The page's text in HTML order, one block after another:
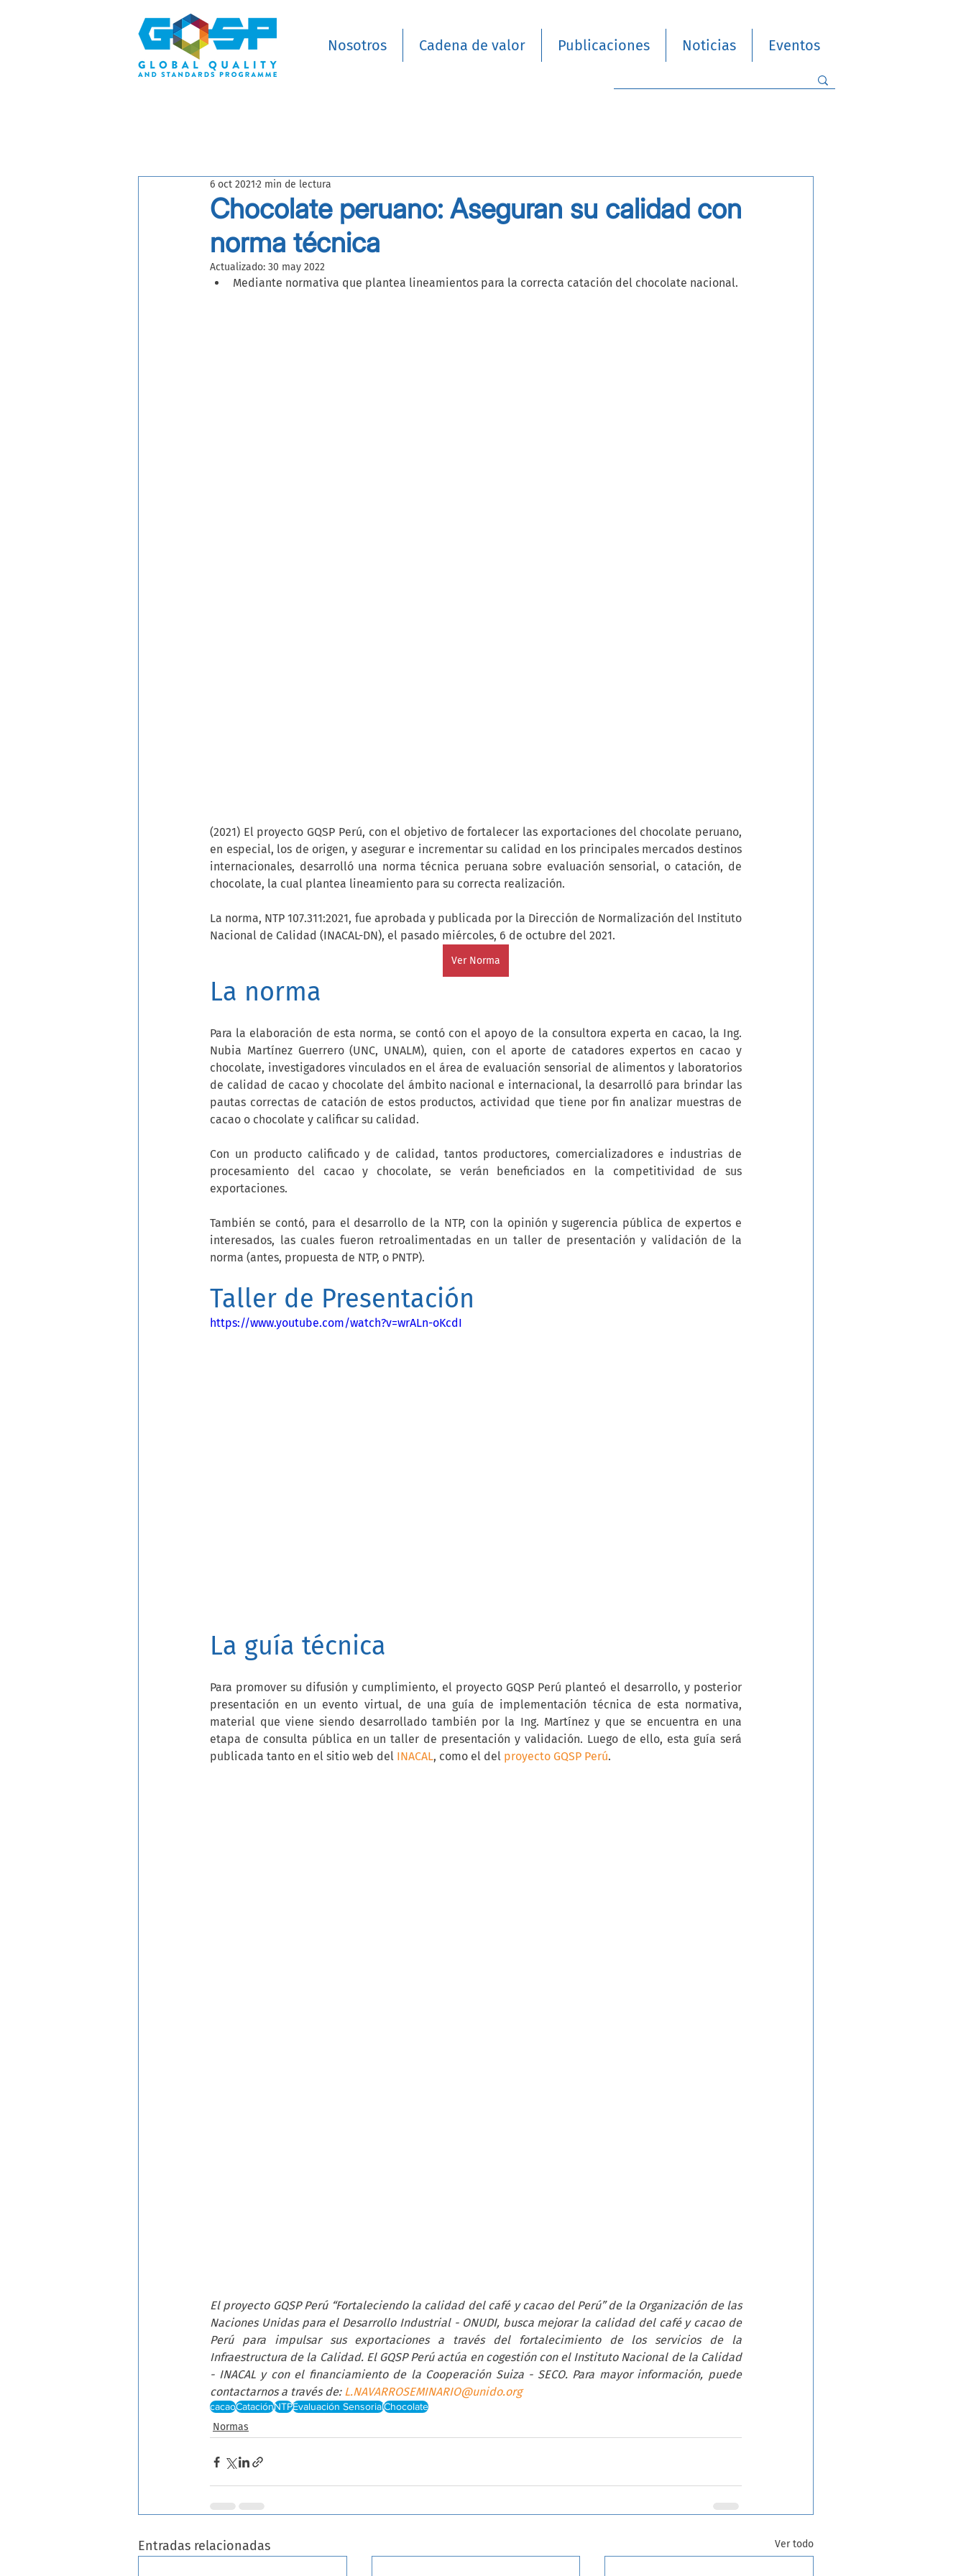
Nosotros Cadena de valor Publicaciones Noticias Eventos
Chocolate peruano: Aseguran su calidad con
norma técnica
6 oct 20212 min de lectura
Actualizado: 30 may 2022
Mediante normativa que plantea lineamientos para la correcta catación del chocolate nacional.
(2021) El proyecto GQSP Perú, con el objetivo de fortalecer las exportaciones del chocolate peruano,
en especial, los de origen, y asegurar e incrementar su calidad en los principales mercados destinos
internacionales, desarrolló una norma técnica peruana sobre evaluación sensorial, o catación, de
chocolate, la cual plantea lineamiento para su correcta realización.
La norma, NTP 107.311:2021, fue aprobada y publicada por la Dirección de Normalización del Instituto
Nacional de Calidad (INACAL-DN), el pasado miércoles, 6 de octubre del 2021.
Ver Norma
La norma
Para la elaboración de esta norma, se contó con el apoyo de la consultora experta en cacao, la Ing.
Nubia Martínez Guerrero (UNC, UNALM), quien, con el aporte de catadores expertos en cacao y
chocolate, investigadores vinculados en el área de evaluación sensorial de alimentos y laboratorios
de calidad de cacao y chocolate del ámbito nacional e internacional, la desarrolló para brindar las
pautas correctas de catación de estos productos, actividad que tiene por fin analizar muestras de
cacao o chocolate y calificar su calidad.
Con un producto calificado y de calidad, tantos productores, comercializadores e industrias de
procesamiento del cacao y chocolate, se verán beneficiados en la competitividad de sus
exportaciones.
También se contó, para el desarrollo de la NTP, con la opinión y sugerencia pública de expertos e
interesados, las cuales fueron retroalimentadas en un taller de presentación y validación de la
norma (antes, propuesta de NTP, o PNTP).
Taller de Presentación
https://www.youtube.com/watch?v=wrALn-oKcdI
La guía técnica
Para promover su difusión y cumplimiento, el proyecto GQSP Perú planteó el desarrollo, y posterior
presentación en un evento virtual, de una guía de implementación técnica de esta normativa,
material que viene siendo desarrollado también por la Ing. Martínez y que se encuentra en una
etapa de consulta pública en un taller de presentación y validación. Luego de ello, esta guía será
publicada tanto en el sitio web del INACAL, como el del proyecto GQSP Perú.
El proyecto GQSP Perú “Fortaleciendo la calidad del café y cacao del Perú” de la Organización de las
Naciones Unidas para el Desarrollo Industrial - ONUDI, busca mejorar la calidad del café y cacao de
Perú para impulsar sus exportaciones a través del fortalecimiento de los servicios de la
Infraestructura de la Calidad. El GQSP Perú actúa en cogestión con el Instituto Nacional de la Calidad
- INACAL y con el financiamiento de la Cooperación Suiza - SECO. Para mayor información, puede
contactarnos a través de: L.NAVARROSEMINARIO@unido.org
cacaoCataciónNTPEvaluación SensorialChocolate
Normas
Entradas relacionadas Ver todo